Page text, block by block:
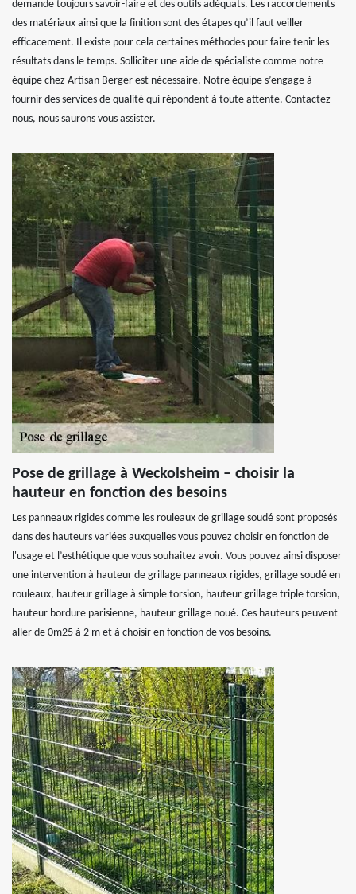
demande toujours savoir-faire et des outils adéquats. Les raccordements
des matériaux ainsi que la finition sont des étapes qu’il faut veiller
efficacement. Il existe pour cela certaines méthodes pour faire tenir les
résultats dans le temps. Solliciter une aide de spécialiste comme notre
équipe chez Artisan Berger est nécessaire. Notre équipe s’engage à
fournir des services de qualité qui répondent à toute attente. Contactez-
nous, nous saurons vous assister.
Pose de grillage à Weckolsheim – choisir la
hauteur en fonction des besoins
Les panneaux rigides comme les rouleaux de grillage soudé sont proposés
dans des hauteurs variées auxquelles vous pouvez choisir en fonction de
l'usage et l’esthétique que vous souhaitez avoir. Vous pouvez ainsi disposer
une intervention à hauteur de grillage panneaux rigides, grillage soudé en
rouleaux, hauteur grillage à simple torsion, hauteur grillage triple torsion,
hauteur bordure parisienne, hauteur grillage noué. Ces hauteurs peuvent
aller de 0m25 à 2 m et à choisir en fonction de vos besoins.